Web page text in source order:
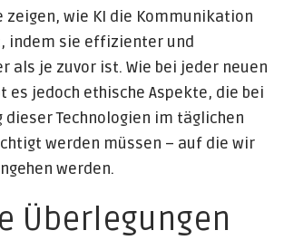
zeigen, wie KI die Kommunikation
indem sie effizienter und
als je zuvor ist. Wie bei jeder neuen
es jedoch ethische Aspekte, die bei
dieser Technologien im täglichen
werden müssen – auf die wir
werden.
Überlegungen